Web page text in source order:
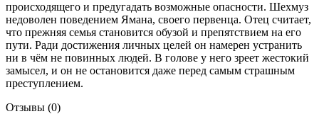
происходящего и предугадать возможные опасности. Шехмуз
недоволен поведением Ямана, своего первенца. Отец считает,
что прежняя семья становится обузой и препятствием на его
пути. Ради достижения личных целей он намерен устранить
ни в чём не повинных людей. В голове у него зреет жестокий
замысел, и он не остановится даже перед самым страшным
преступлением.
Отзывы (0)